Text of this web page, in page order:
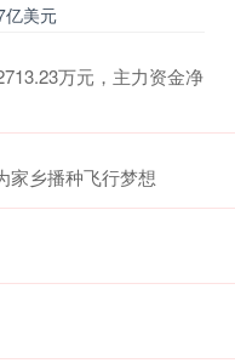
亿美元
万元，主力资金净
家乡播种飞行梦想